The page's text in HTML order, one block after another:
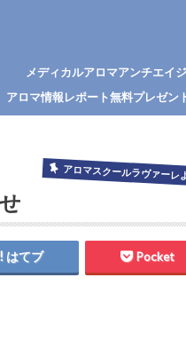
メディカルアロマアンチエイ
アロマ情報レポート無料プレゼン
アロマスクールラヴァーレ
はてブ Pocket